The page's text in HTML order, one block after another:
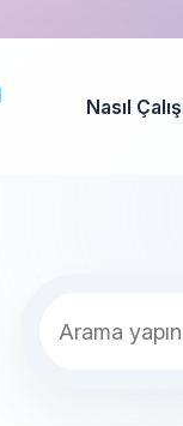
Nasıl